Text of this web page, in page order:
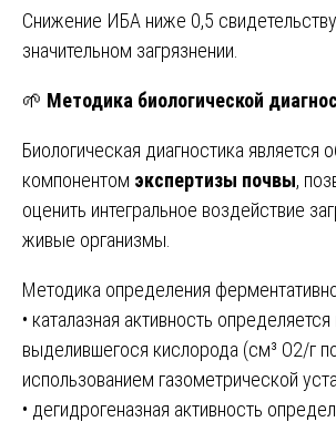
Снижение ИБА ниже 0,5
значительном загрязнении.
🌱 Методика биологической
Биологическая диагностика является
компонентом экспертизы почвы,
оценить интегральное воздействие
живые организмы.
Методика определения
• каталазная активность
выделившегося кислорода (см³ О2/г
использованием газометрической
• дегидрогеназная активность